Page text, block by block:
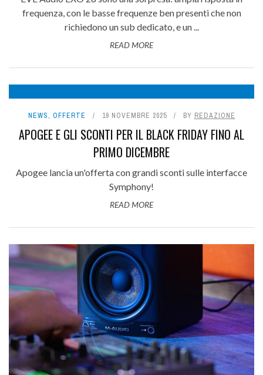
frequenza, con le basse frequenze ben presenti che non
richiedono un sub dedicato, e un ...
READ MORE
NEWS, OFFERTE 19 NOVEMBRE 2025 BY REDAZIONE
APOGEE E GLI SCONTI PER IL BLACK FRIDAY FINO AL
PRIMO DICEMBRE
Apogee lancia un'offerta con grandi sconti sulle interfacce
Symphony!
READ MORE